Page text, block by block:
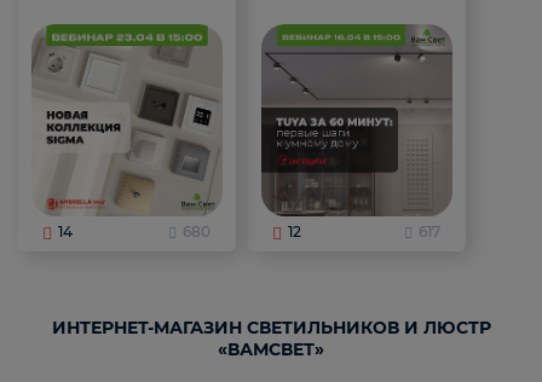
14 680 12 617
ИНТЕРНЕТ-МАГАЗИН СВЕТИЛЬНИКОВ И ЛЮСТР
«ВАМСВЕТ»